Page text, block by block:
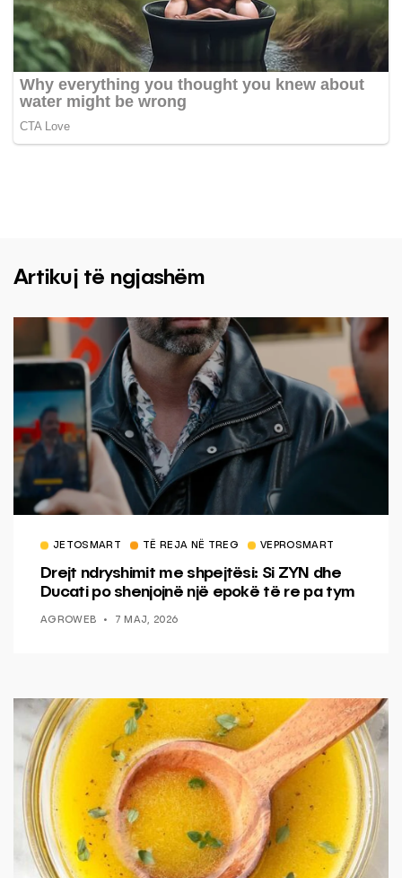
Artikuj të ngjashëm
JETOSMART TË REJA NË TREG VEPROSMART
Drejt ndryshimit me shpejtësi: Si ZYN dhe
Ducati po shenjojnë një epokë të re pa tym
AGROWEB 7 MAJ, 2026